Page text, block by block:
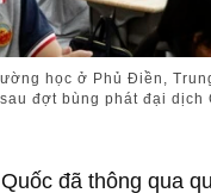
học ở Phủ Điền,
đợt bùng phát đại dịch
đã thông qua